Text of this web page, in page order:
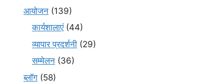
आयोजन (139)
कार्यशालाएं(44)
व्यापार प्रदर्शनी (29)
सम्मेलन (36)
ब्लॉग (58)